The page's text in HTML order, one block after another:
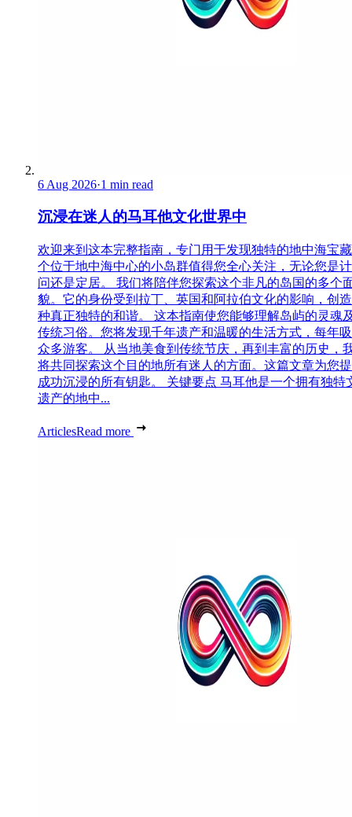
6 Aug 2026·1 min read
沉浸在迷人的马耳他文化世界中
欢迎来到这本完整指南，专门用于发现独特的地中海宝
个位于地中海中心的小岛群值得您全心关注，无论您是
问还是定居。 我们将陪伴您探索这个非凡的岛国的多个
貌。它的身份受到拉丁、英国和阿拉伯文化的影响，创
种真正独特的和谐。 这本指南使您能够理解岛屿的灵魂
传统习俗。您将发现千年遗产和温暖的生活方式，每年
众多游客。 从当地美食到传统节庆，再到丰富的历史，
将共同探索这个目的地所有迷人的方面。这篇文章为您
成功沉浸的所有钥匙。 关键要点 马耳他是一个拥有独特
遗产的地中...
ArticlesRead more